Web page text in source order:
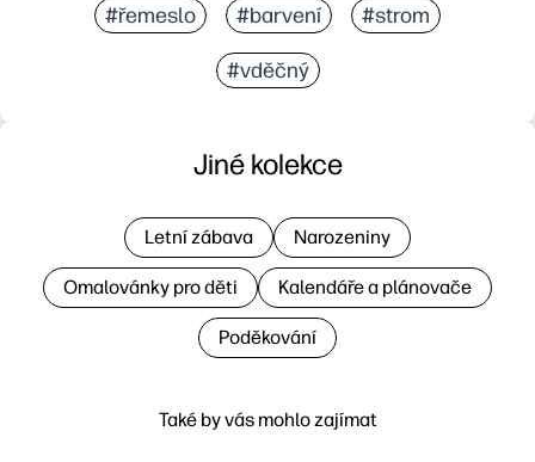
#řemeslo #barvení #strom
#vděčný
Také by vás mohlo zajímat
Jiné kolekce
Letní zábava Narozeniny
Omalovánky pro děti Kalendáře a plánovače
Poděkování